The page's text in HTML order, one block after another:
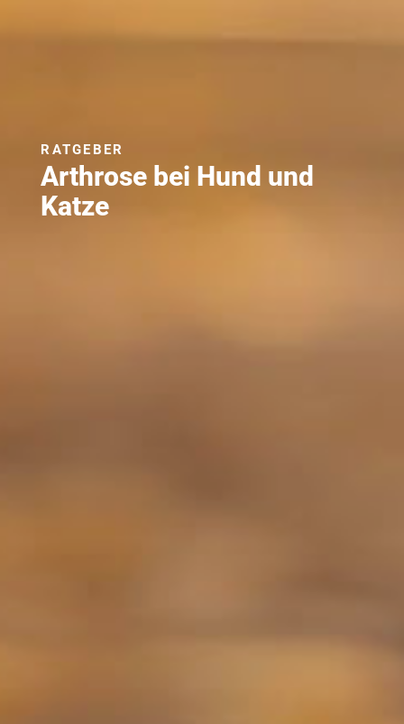
Arthrose bei Hund und
Katze
RATGEBER